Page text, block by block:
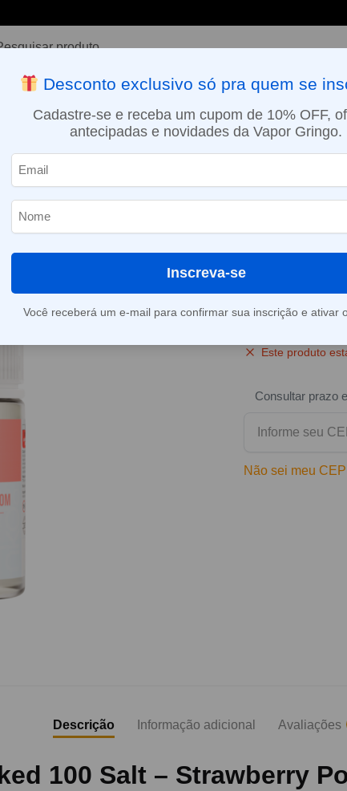
VAPORIZADOR DE ERVAS E-LIQUÍDOS NICOTINA
MESMO DIA EM SÃO PAULO (SEG A SEX): PEDIDOS
» Líquido Naked 100 Salt – Strawberry Pom Mentolado –
Líquido
Naked 100
Este produto
Consultar prazo
Não sei meu CEP
Descrição Informação adicional Avaliações
100 Salt – Strawberry
Desconto exclusivo só pra quem se
Cadastre-se e receba um cupom de 10% OFF,
antecipadas e novidades da Vapor Gringo.
Inscreva-se
Você receberá um e-mail para confirmar sua inscrição e ativar